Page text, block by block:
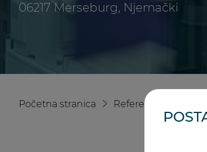
06217 Merseburg, Njemački
Početna stranica Referencije